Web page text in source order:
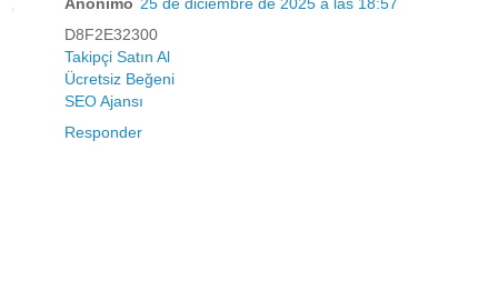
D8F2E32300
Takipçi Satın Al
Ücretsiz Beğeni
SEO Ajansı
Responder